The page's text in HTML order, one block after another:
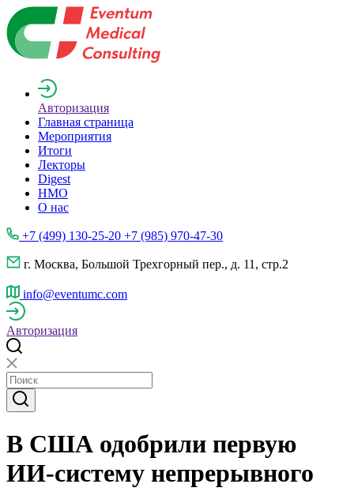
Авторизация
Главная страница
Мероприятия
Итоги
Лекторы
Digest
НМО
О нас
+7 (499) 130-25-20 +7 (985) 970-47-30
г. Москва, Большой Трехгорный пер., д. 11, стр.2
info@eventumc.com
Авторизация
В США одобрили первую
ИИ-систему непрерывного